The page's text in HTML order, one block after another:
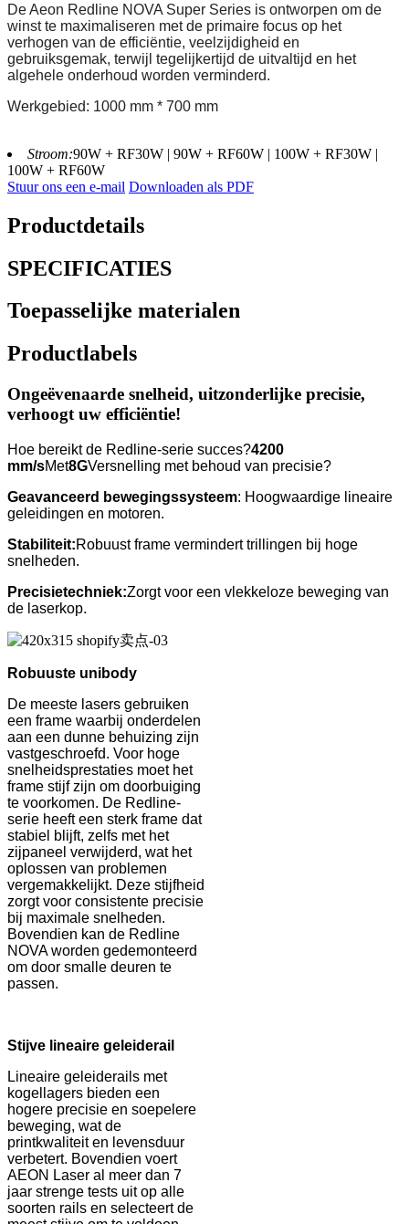
De Aeon Redline NOVA Super Series is ontworpen om de
winst te maximaliseren met de primaire focus op het
verhogen van de efficiëntie, veelzijdigheid en
gebruiksgemak, terwijl tegelijkertijd de uitvaltijd en het
algehele onderhoud worden verminderd.
Werkgebied: 1000 mm * 700 mm
Stroom:90W + RF30W | 90W + RF60W | 100W + RF30W |
100W + RF60W
Stuur ons een e-mail Downloaden als PDF
Productdetails
SPECIFICATIES
Toepasselijke materialen
Productlabels
Ongeëvenaarde snelheid, uitzonderlijke precisie,
verhoogt uw efficiëntie!
Hoe bereikt de Redline-serie succes?4200
mm/sMet8GVersnelling met behoud van precisie?
Geavanceerd bewegingssysteem: Hoogwaardige lineaire
geleidingen en motoren.
Stabiliteit:Robuust frame vermindert trillingen bij hoge
snelheden.
Precisietechniek:Zorgt voor een vlekkeloze beweging van
de laserkop.
Robuuste unibody
De meeste lasers gebruiken
een frame waarbij onderdelen
aan een dunne behuizing zijn
vastgeschroefd. Voor hoge
snelheidsprestaties moet het
frame stijf zijn om doorbuiging
te voorkomen. De Redline-
serie heeft een sterk frame dat
stabiel blijft, zelfs met het
zijpaneel verwijderd, wat het
oplossen van problemen
vergemakkelijkt. Deze stijfheid
zorgt voor consistente precisie
bij maximale snelheden.
Bovendien kan de Redline
NOVA worden gedemonteerd
om door smalle deuren te
passen.
Stijve lineaire geleiderail
Lineaire geleiderails met
kogellagers bieden een
hogere precisie en soepelere
beweging, wat de
printkwaliteit en levensduur
verbetert. Bovendien voert
AEON Laser al meer dan 7
jaar strenge tests uit op alle
soorten rails en selecteert de